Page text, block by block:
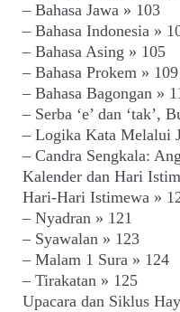
– Bahasa Jawa » 103
– Bahasa Indonesia »
– Bahasa Asing » 105
– Bahasa Prokem » 109
– Bahasa Bagongan »
– Serba ‘e’ dan ‘tak’,
– Logika Kata Melalui
– Candra Sengkala:
Kalender dan Hari
Hari-Hari Istimewa »
– Nyadran » 121
– Syawalan » 123
– Malam 1 Sura » 124
– Tirakatan » 125
Upacara dan Siklus